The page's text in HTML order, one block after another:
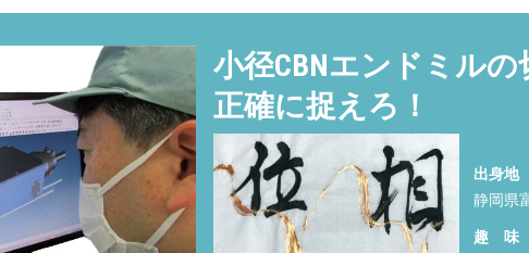
小径CBNエンドミルの
正確に捉えろ！
出身地
静岡県
趣 味